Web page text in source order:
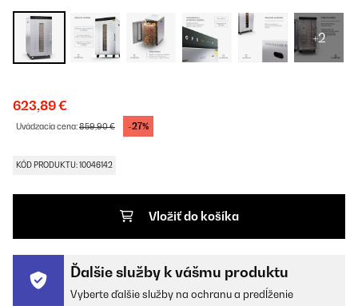
+2
623,89 €
Uvádzacia cena:859,90 € -27%
KÓD PRODUKTU: 10046142
Vložiť do košíka
Ďalšie služby k vášmu produktu
Vyberte ďalšie služby na ochranu a predĺženie